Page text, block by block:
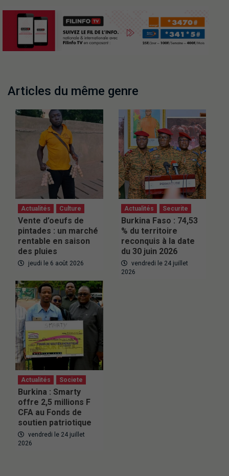
Articles du même genre
Actualités Culture
Vente d’oeufs de
pintades : un marché
rentable en saison
des pluies
jeudi le 6 août 2026
Actualités Securite
Burkina Faso : 74,53
% du territoire
reconquis à la date
du 30 juin 2026
vendredi le 24 juillet
2026
Actualités Societe
Burkina : Smarty
offre 2,5 millions F
CFA au Fonds de
soutien patriotique
vendredi le 24 juillet
2026